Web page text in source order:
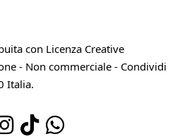
con Licenza Creative
- Non commerciale - Condividi
Italia.